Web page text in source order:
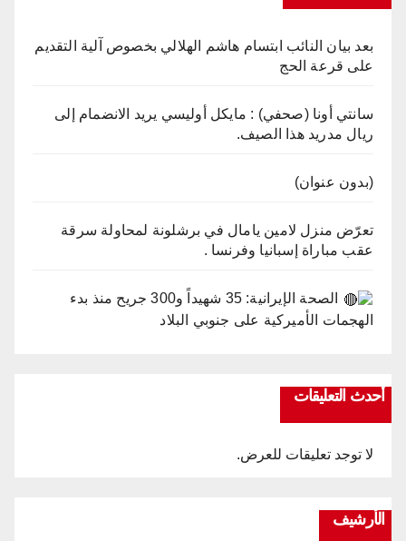
بعد بيان النائب ابتسام هاشم الهلالي بخصوص آلية التقديم
على قرعة الحج
سانتي أونا (صحفي) : مايكل أوليسي يريد الانضمام إلى
ريال مدريد هذا الصيف.
(بدون عنوان)
تعرّض منزل لامين يامال في برشلونة لمحاولة سرقة
عقب مباراة إسبانيا وفرنسا .
الصحة الإيرانية: 35 شهيداً و300 جريح منذ بدء
الهجمات الأميركية على جنوبي البلاد
أحدث التعليقات
لا توجد تعليقات للعرض.
الأرشيف